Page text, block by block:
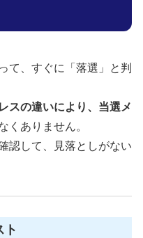
て、すぐに「落選」と判
スの違いにより、当選メ
くありません。
認して、見落としがない
ト